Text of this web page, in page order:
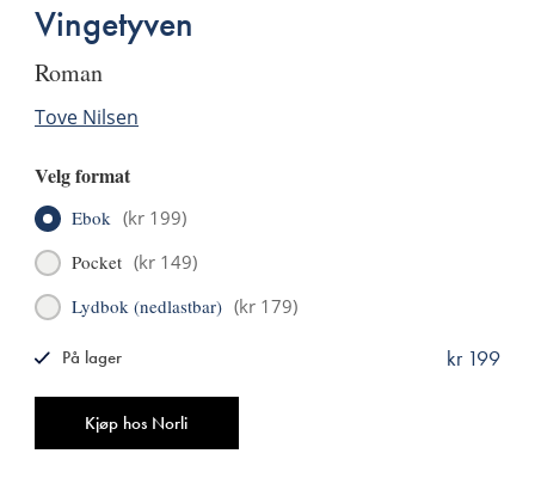
Vingetyven
roman
Tove Nilsen
Velg format
Ebok (kr 199)
Pocket (kr 149)
Lydbok (nedlastbar) (kr 179)
Kjøp hos Norli
kr 199
På lager